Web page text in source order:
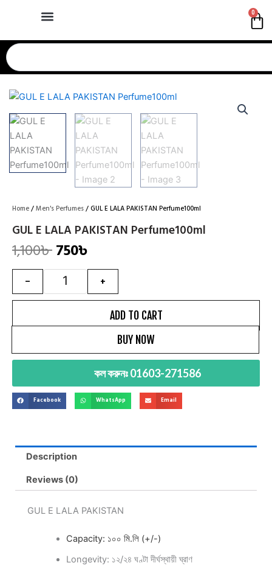
0
Search
Home/Men's Perfumes/ GUL E LALA PAKISTAN Perfume100ml
GUL E LALA PAKISTAN Perfume100ml
1,100৳
Original
price
was:
1,100৳ .
750৳
Current
price
is:
750৳ .
Quantity
- +
ADD TO CART
BUY NOW
কল করুনঃ 01603-271586
Facebook WhatsApp Email
Description
Reviews (0)
GUL E LALA PAKISTAN
Capacity: ১০০ মি.লি (+/-)
Longevity: ১২/২৪ ঘণ্টা দীর্ঘস্থায়ী ঘ্রাণ